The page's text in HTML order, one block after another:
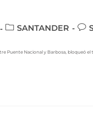
SANTANDER
Puente Nacional y Barbosa, bloqueó